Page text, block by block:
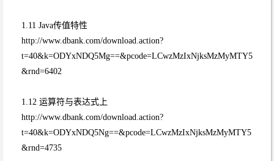
1.11 Java传值特性
http://www.dbank.com/download.action?
t=40&k=ODYxNDQ5Mg==&pcode=LCwzMzIxNjksMzMyMTY5
&rnd=6402
1.12 运算符与表达式上
http://www.dbank.com/download.action?
t=40&k=ODYxNDQ5Ng==&pcode=LCwzMzIxNjksMzMyMTY5
&rnd=4735